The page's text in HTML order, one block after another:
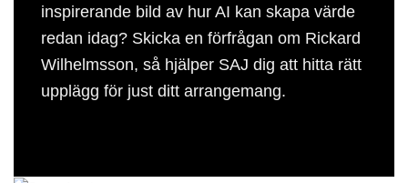
inspirerande bild av hur AI kan skapa värde
redan idag? Skicka en förfrågan om Rickard
Wilhelmsson, så hjälper SAJ dig att hitta rätt
upplägg för just ditt arrangemang.